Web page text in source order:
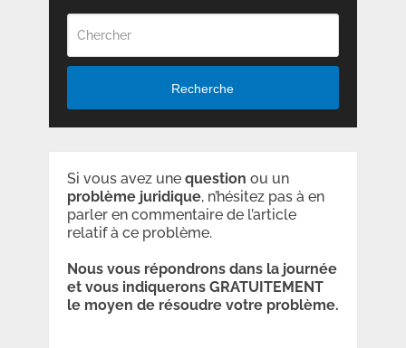
Recherche
Si vous avez une question ou un
problème juridique, n’hésitez pas à en
parler en commentaire de l’article
relatif à ce problème.
Nous vous répondrons dans la journée
et vous indiquerons GRATUITEMENT
le moyen de résoudre votre problème.